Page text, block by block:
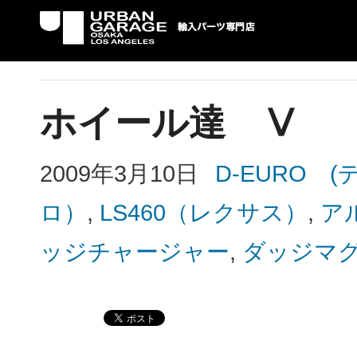
ホイール達 Ⅴ
2009年3月10日
D-EURO (
ロ） , LS460（レクサス） , ア
ッジチャージャー, ダッジマ